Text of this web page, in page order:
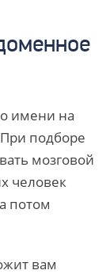
имени на
При подборе
мозговой
человек
потом
вам